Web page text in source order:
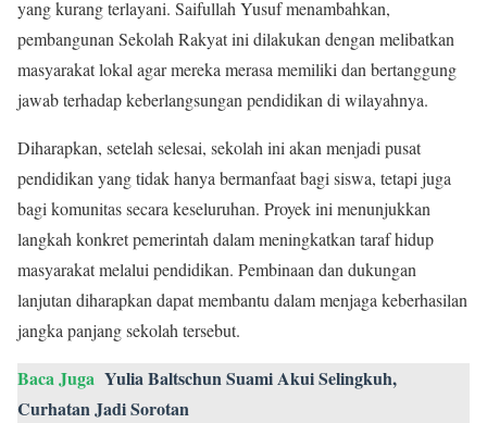
yang kurang terlayani. Saifullah Yusuf menambahkan,
pembangunan Sekolah Rakyat ini dilakukan dengan melibatkan
masyarakat lokal agar mereka merasa memiliki dan bertanggung
jawab terhadap keberlangsungan pendidikan di wilayahnya.
Diharapkan, setelah selesai, sekolah ini akan menjadi pusat
pendidikan yang tidak hanya bermanfaat bagi siswa, tetapi juga
bagi komunitas secara keseluruhan. Proyek ini menunjukkan
langkah konkret pemerintah dalam meningkatkan taraf hidup
masyarakat melalui pendidikan. Pembinaan dan dukungan
lanjutan diharapkan dapat membantu dalam menjaga keberhasilan
jangka panjang sekolah tersebut.
Baca Juga Yulia Baltschun Suami Akui Selingkuh,
Curhatan Jadi Sorotan